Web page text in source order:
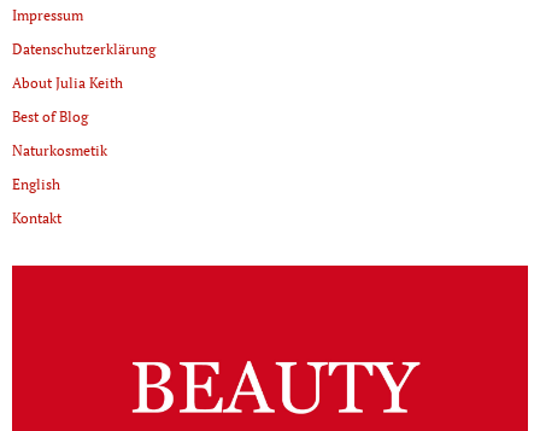
Impressum
Datenschutzerklärung
About Julia Keith
Best of Blog
Naturkosmetik
English
Kontakt